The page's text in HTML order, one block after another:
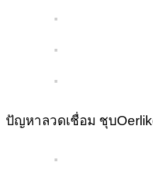
ปัญหาลวดเชื่อม ชุบ